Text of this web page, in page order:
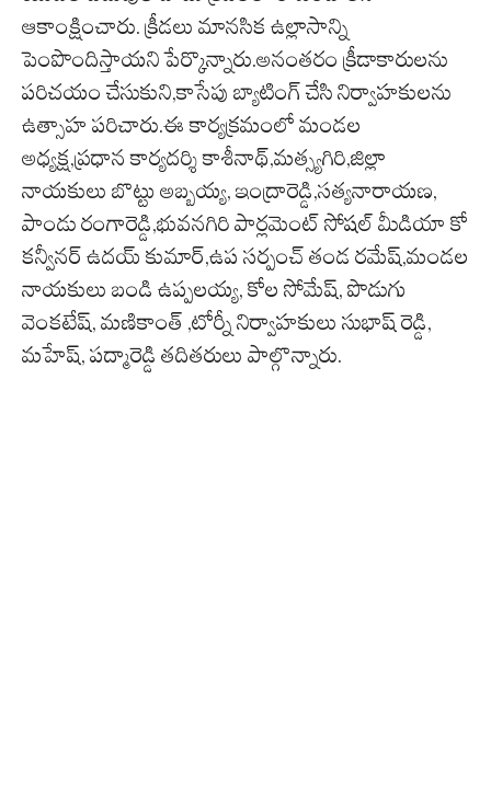
ఆకాంక్షించారు. క్రీడలు మానసిక ఉల్లాసాన్ని
పెంపొందిస్తాయని పేర్కొన్నారు.అనంతరం క్రీడాకారులను
పరిచయం చేసుకుని,కాసేపు బ్యాటింగ్‌ చేసి నిర్వాహకులను
ఉత్సాహ పరిచారు.ఈ కార్యక్రమంలో మండల
అధ్యక్ష,ప్రధాన కార్యదర్శి కాశీనాథ్,మత్స్యగిరి,జిల్లా
నాయకులు బొట్టు అబ్బయ్య, ఇంద్రారెడ్డి,సత్యనారాయణ,
పాండు రంగారెడ్డి,భువనగిరి పార్లమెంట్ సోషల్ మీడియా కో
కన్వీనర్ ఉదయ్ కుమార్,ఉప సర్పంచ్ తండ రమేష్,మండల
నాయకులు బండి ఉప్పలయ్య, కోల సోమేష్, పొడుగు
వెంకటేష్, మణికాంత్ ,టోర్నీ నిర్వాహకులు సుభాష్ రెడ్డి,
మహేష్, పద్మారెడ్డి తదితరులు పాల్గొన్నారు.